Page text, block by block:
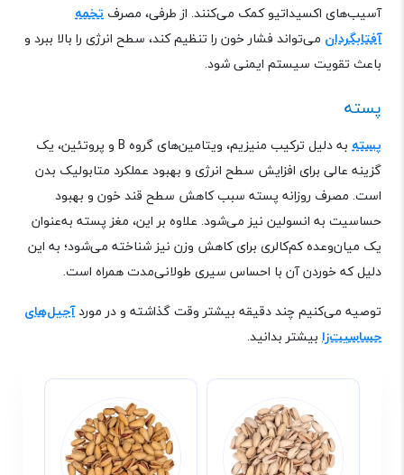
آسیب‌های اکسیداتیو کمک می‌کنند. از طرفی، مصرف تخمه
آفتابگردان می‌تواند فشار خون را تنظیم کند، سطح انرژی را بالا ببرد و
باعث تقویت سیستم ایمنی شود.
پسته
پسته به دلیل ترکیب منیزیم، ویتامین‌های گروه B و پروتئین، یک
گزینه عالی برای افزایش سطح انرژی و بهبود عملکرد متابولیک بدن
است. مصرف روزانه پسته سبب کاهش سطح قند خون و بهبود
حساسیت به انسولین نیز می‌شود. علاوه بر این، مغز پسته به‌عنوان
یک میان‌وعده کم‌کالری برای کاهش وزن نیز شناخته می‌شود؛ به این
دلیل که خوردن آن با احساس سیری طولانی‌مدت همراه است.
توصیه می‌کنیم چند دقیقه بیشتر وقت گذاشته و در موردآجیل‌های
حساسیت‌زا بیشتر بدانید.